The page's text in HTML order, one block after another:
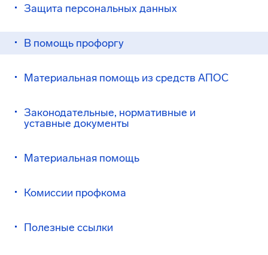
Защита персональных данных
В помощь профоргу
Материальная помощь из средств АПОС
Законодательные, нормативные и
уставные документы
Материальная помощь
Комиссии профкома
Полезные ссылки